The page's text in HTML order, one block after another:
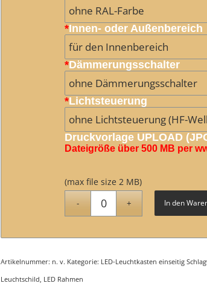
*Innen- oder Außenbereich
*Dämmerungsschalter
*Lichtsteuerung
Druckvorlage UPLOAD
Dateigröße über 500 MB per
(max file size 2 MB)
In den
Artikelnummer: n. v. Kategorie: LED-Leuchtkasten einseitig
Leuchtschild LED Rahmen